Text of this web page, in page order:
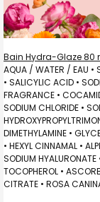
Bain Hydra-Glaze 80
AQUA / WATER / EAU •
• SALICYLIC ACID •
FRAGRANCE •
SODIUM CHLORIDE •
DIMETHYLAMINE •
• HEXYL CINNAMAL •
SODIUM
TOCOPHEROL •
CITRATE • ROSA